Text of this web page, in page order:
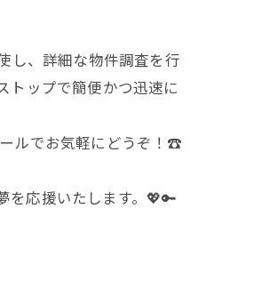
し、詳細な物件調査を行
トップで簡便かつ迅速に
ルでお気軽にどうぞ！☎️
を応援いたします。💖🔑